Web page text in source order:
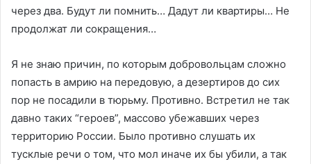
через два. Будут ли помнить… Дадут ли квартиры… Не
продолжат ли сокращения…
Я не знаю причин, по которым добровольцам сложно
попасть в амрию на передовую, а дезертиров до сих
пор не посадили в тюрьму. Противно. Встретил не так
давно таких “героев”, массово убежавших через
территорию России. Было противно слушать их
тусклые речи о том, что мол иначе их бы убили, а так